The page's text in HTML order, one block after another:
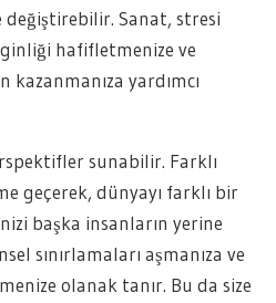
Sanat, stresi
hafifletmenize ve
yardımcı
sunabilir. Farklı
geçerek, dünyayı farklı bir
başka insanların yerine
sınırlamaları aşmanıza ve
olanak tanır. Bu da size